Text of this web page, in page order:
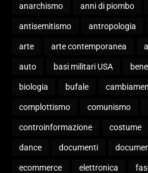
anarchismo anni di piombo
antisemitismo antropologia
arte arte contemporanea
auto basi militari USA
biologia bufale
complottismo comunismo
controinformazione costume
dance documenti
ecommerce elettronica